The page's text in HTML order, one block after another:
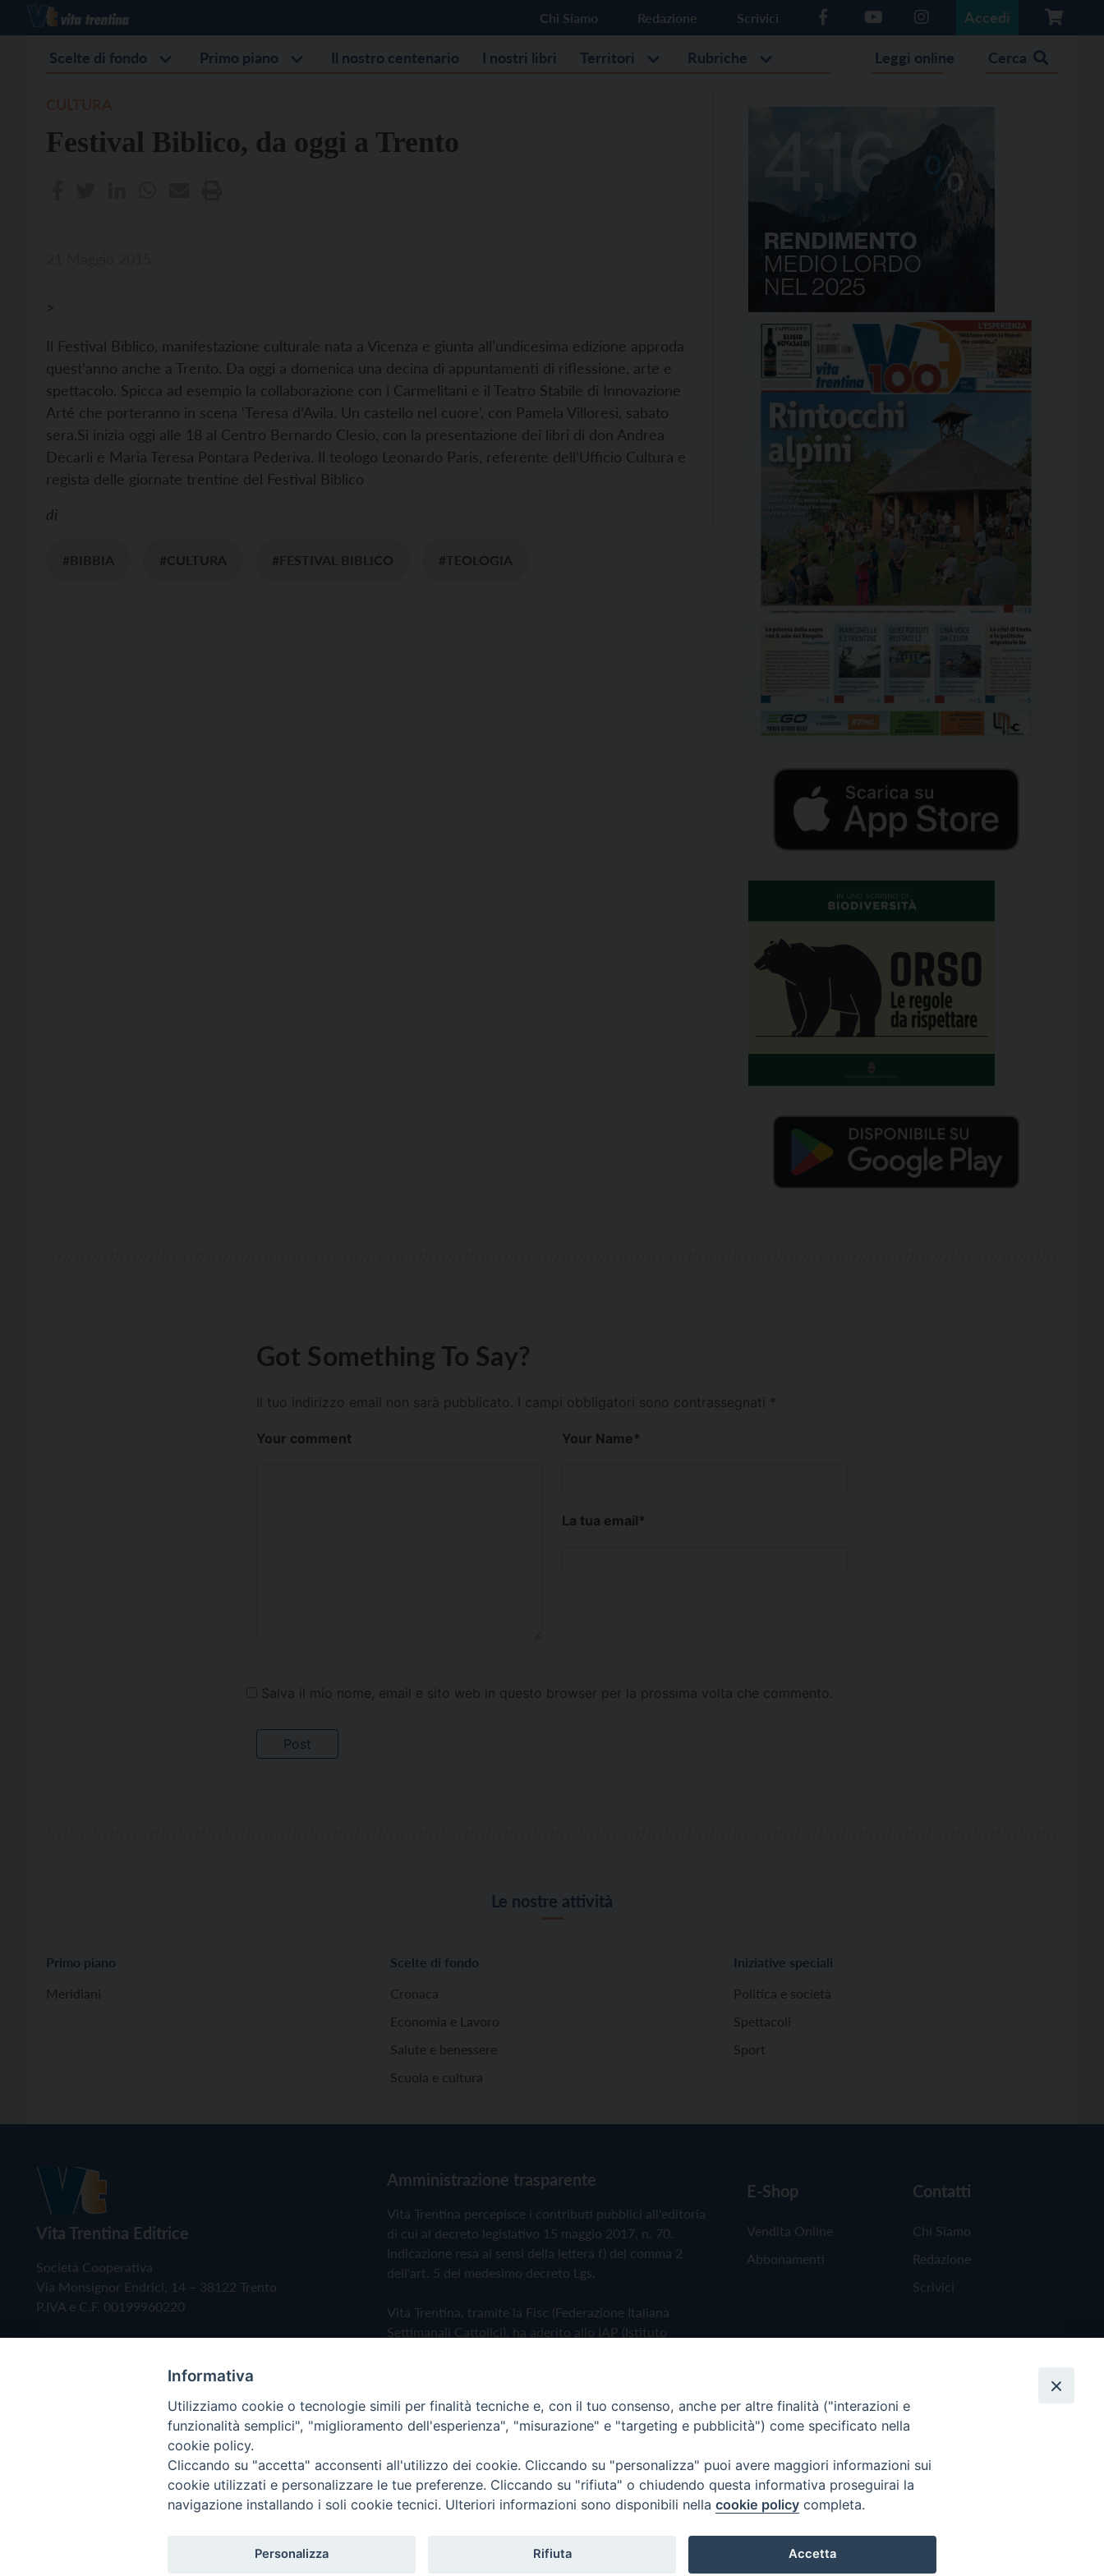
Chi Siamo Redazione Scrivici Accedi
Scelte di fondo Primo piano Il nostro centenario I nostri libri Territori Rubriche Leggi online Cerca
Festival Biblico, da oggi a Trento
>
Il Festival Biblico, manifestazione culturale nata a Vicenza e giunta all’undicesima edizione approda
quest’anno anche a Trento. Da oggi a domenica una decina di appuntamenti di riflessione, arte e
spettacolo. Spicca ad esempio la collaborazione con i Carmelitani e il Teatro Stabile di Innovazione
Arté che porteranno in scena ‘Teresa d’Avila. Un castello nel cuore’, con Pamela Villoresi, sabato
sera.Si inizia oggi alle 18 al Centro Bernardo Clesio, con la presentazione dei libri di don Andrea
Decarli e Maria Teresa Pontara Pederiva. Il teologo Leonardo Paris, referente dell’Ufficio Cultura e
regista delle giornate trentine del Festival Biblico
di
#BIBBIA #CULTURA #FESTIVAL BIBLICO #TEOLOGIA
Got Something To Say?
Il tuo indirizzo email non sarà pubblicato. I campi obbligatori sono contrassegnati *
Your comment Your Name*
La tua email*
Salva il mio nome, email e sito web in questo browser per la prossima volta che commento.
Le nostre attività
Primo piano
Meridiani
Scelte di fondo
Cronaca
Economia e Lavoro
Salute e benessere
Scuola e cultura
Iniziative speciali
Politica e società
Spettacoli
Sport
Vita Trentina Editrice
Società Cooperativa
Via Monsignor Endrici, 14 – 38122 Trento
P.IVA e C.F. 00199960220
Amministrazione trasparente
Vita Trentina percepisce i contributi pubblici all'editoria
di cui al decreto legislativo 15 maggio 2017, n. 70.
Indicazione resa ai sensi della lettera f) del comma 2
dell'art. 5 del medesimo decreto Lgs.
Vita Trentina, tramite la Fisc (Federazione Italiana
Settimanali Cattolici), ha aderito allo IAP (Istituto
Privacy Policy Cookie Policy
E-Shop
Vendita Online
Abbonamenti
Contatti
Chi Siamo
Redazione
Scrivici
Copyright © 2019 - Tutti i diritti riservati - Vita Trentina Editrice
Informativa
Utilizziamo cookie o tecnologie simili per finalità tecniche e, con il tuo consenso, anche per altre finalità ("interazioni e
funzionalità semplici", "miglioramento dell'esperienza", "misurazione" e "targeting e pubblicità") come specificato nella
cookie policy.
Cliccando su "accetta" acconsenti all'utilizzo dei cookie. Cliccando su "personalizza" puoi avere maggiori informazioni sui
cookie utilizzati e personalizzare le tue preferenze. Cliccando su "rifiuta" o chiudendo questa informativa proseguirai la
navigazione installando i soli cookie tecnici. Ulteriori informazioni sono disponibili nella cookie policy completa.
Personalizza Rifiuta Accetta